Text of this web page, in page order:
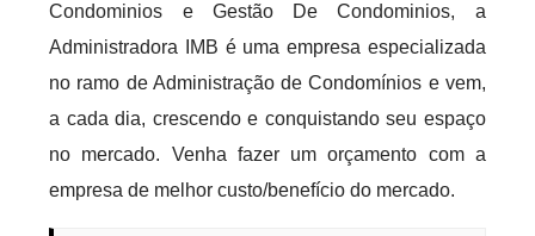
Condominios e Gestão De Condominios, a
Administradora IMB é uma empresa especializada
no ramo de Administração de Condomínios e vem,
a cada dia, crescendo e conquistando seu espaço
no mercado. Venha fazer um orçamento com a
empresa de melhor custo/benefício do mercado.